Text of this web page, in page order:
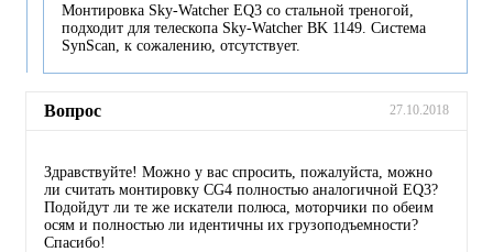
Монтировка Sky-Watcher EQ3 со стальной треногой,
подходит для телескопа Sky-Watcher BK 1149. Система
SynScan, к сожалению, отсутствует.
Вопрос 27.10.2018
Здравствуйте! Можно у вас спросить, пожалуйста, можно
ли считать монтировку CG4 полностью аналогичной EQ3?
Подойдут ли те же искатели полюса, моторчики по обеим
осям и полностью ли идентичны их грузоподъемности?
Спасибо!